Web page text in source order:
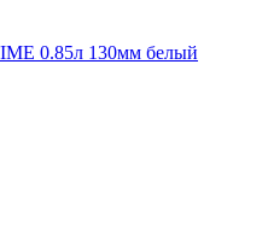
0.85л 130мм белый